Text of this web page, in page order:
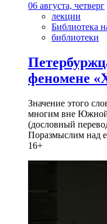
06 августа, четверг
лекции
Библиотека
библиотеки
феномене
Значение этого
многим вне Южной
(дословный
Поразмыслим над
16+